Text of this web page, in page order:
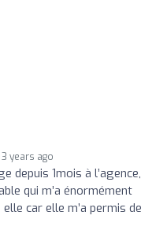
3 years ago
depuis 1mois à l’agence,
qui m’a énormément
car elle m’a permis de